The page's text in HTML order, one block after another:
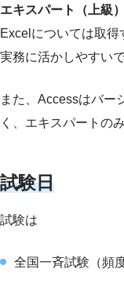
エキスパート（上級）
Excelについては取
実務に活かしやすいで
また、Accessはバー
く、エキスパートの
試験日
試験は
全国一斉試験（頻